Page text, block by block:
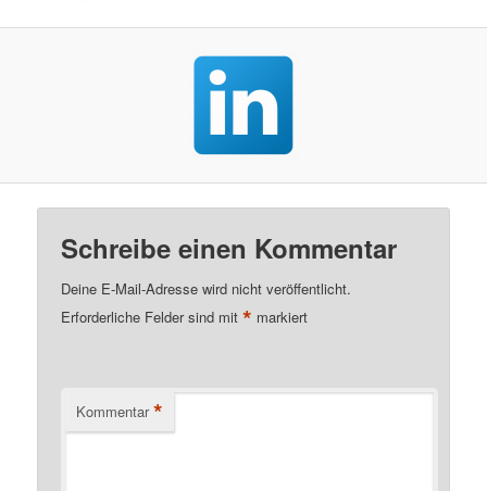
Schreibe einen Kommentar
Deine E-Mail-Adresse wird nicht veröffentlicht.
Erforderliche Felder sind mit* markiert
Kommentar *